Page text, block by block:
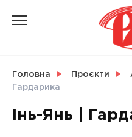
Головна Проєкти
Гардарика
Інь-Янь |